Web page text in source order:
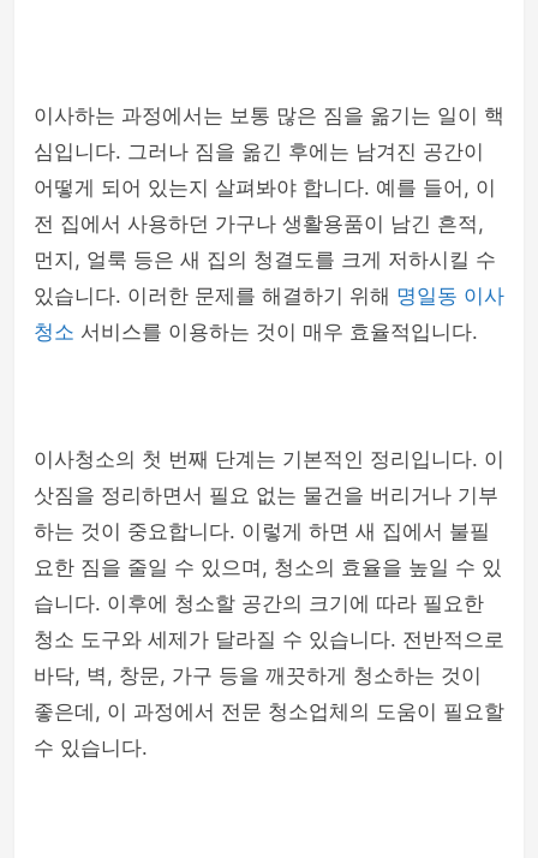
이사하는 과정에서는 보통 많은 짐을 옮기는 일이 핵
심입니다. 그러나 짐을 옮긴 후에는 남겨진 공간이
어떻게 되어 있는지 살펴봐야 합니다. 예를 들어, 이
전 집에서 사용하던 가구나 생활용품이 남긴 흔적,
먼지, 얼룩 등은 새 집의 청결도를 크게 저하시킬 수
있습니다. 이러한 문제를 해결하기 위해 명일동 이사
청소 서비스를 이용하는 것이 매우 효율적입니다.
이사청소의 첫 번째 단계는 기본적인 정리입니다. 이
삿짐을 정리하면서 필요 없는 물건을 버리거나 기부
하는 것이 중요합니다. 이렇게 하면 새 집에서 불필
요한 짐을 줄일 수 있으며, 청소의 효율을 높일 수 있
습니다. 이후에 청소할 공간의 크기에 따라 필요한
청소 도구와 세제가 달라질 수 있습니다. 전반적으로
바닥, 벽, 창문, 가구 등을 깨끗하게 청소하는 것이
좋은데, 이 과정에서 전문 청소업체의 도움이 필요할
수 있습니다.